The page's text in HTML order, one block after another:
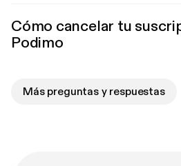
Cómo cancelar tu
Podimo
Más preguntas y respuestas